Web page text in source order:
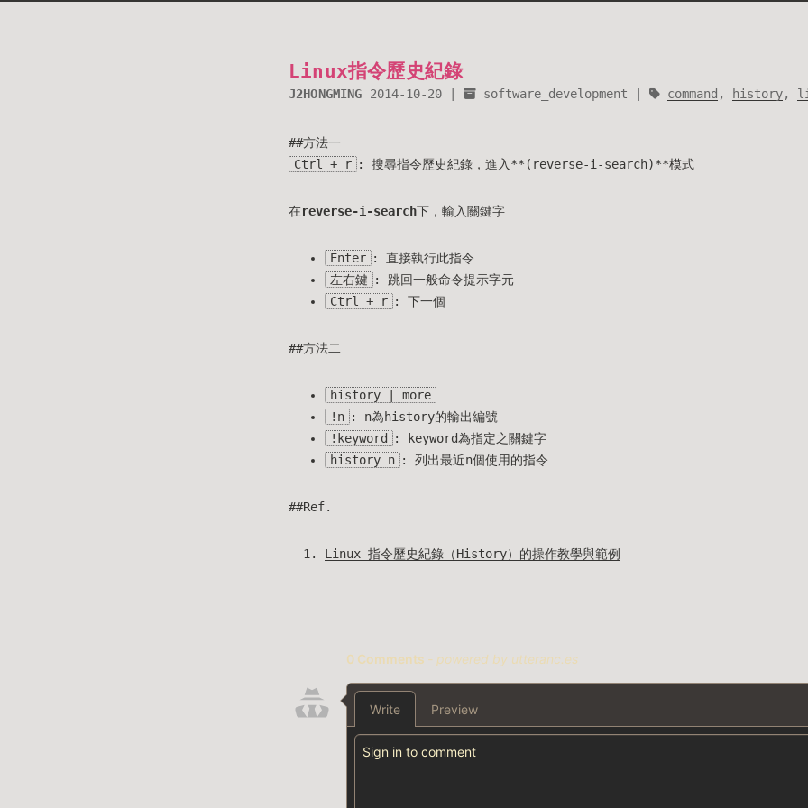
Linux指令歷史紀錄
J2HONGMING 2014-10-20 software_development command , history,
##方法一
Ctrl + r : 搜尋指令歷史紀錄，進入**(reverse-i-search)**模式
在reverse-i-search下，輸入關鍵字
Enter : 直接執行此指令
左右鍵
: 跳回一般命令提示字元
Ctrl + r : 下一個
##方法二
history | more
!n : n為history的輸出編號
!keyword
: keyword為指定之關鍵字
history n : 列出最近n個使用的指令
##Ref.
Linux 指令歷史紀錄（History）的操作教學與範例